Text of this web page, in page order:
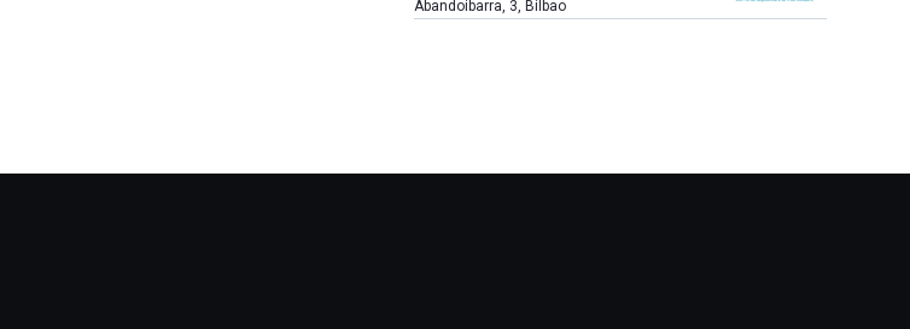
Bilbao
la
Abandoibarra, 3, Bilbao